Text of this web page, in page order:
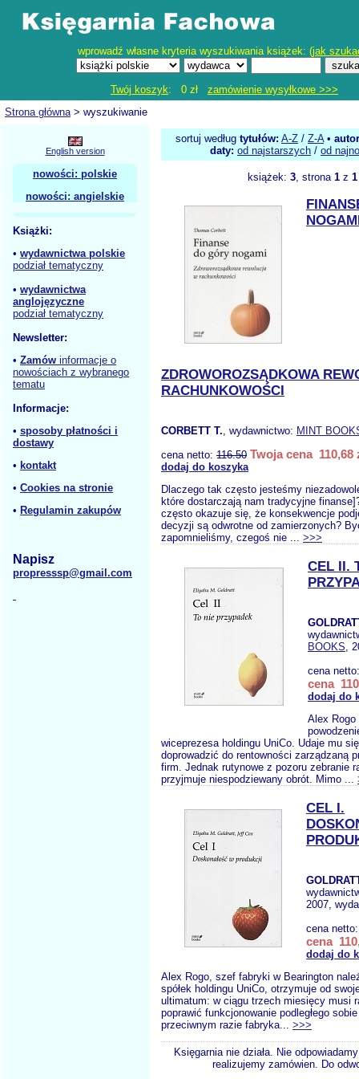
wprowadź własne kryteria wyszukiwania książek: (jak
Twój koszyk: 0 zł zamówienie wysyłkowe >>>
Strona główna> wyszukiwanie
English version
nowości: polskie
nowości: angielskie
Książki:
• wydawnictwa polskie
podział tematyczny
• wydawnictwa
anglojęzyczne
podział tematyczny
Newsletter:
• Zamów informacje o
nowościach z wybranego
tematu
Informacje:
• sposoby płatności i
dostawy
• kontakt
• Cookies na stronie
• Regulamin zakupów
Napisz
propresssp@gmail.com
sortuj według tytułów: A-Z / Z-A•
daty: od najstarszych / od
książek: 3, strona 1 z 1
ZDROWOROZSĄDKOWA
RACHUNKOWOŚCI
CORBETT T., wydawnictwo: MINT
cena netto: 116.50 Twoja cena 110,68
dodaj do koszyka
Dlaczego tak często jesteśmy
które dostarczają nam tradycyjne
często okazuje się, że konsekwencje
decyzji są odwrotne od zamierzonych?
zapomnieliśmy, czegoś nie ... >>>
CEL II.
BOOKS,
cena
cena
dodaj do
Alex Rogo
wiceprezesa holdingu UniCo. Udaje mu
doprowadzić do rentowności zarządzaną
firm. Jednak rutynowe z pozoru zebranie
przyjmuje niespodziewany obrót. Mimo ...
CEL I.
2007,
cena
cena
dodaj do
Alex Rogo, szef fabryki w Bearington
spółek holdingu UniCo, otrzymuje od
ultimatum: w ciągu trzech miesięcy musi
poprawić funkcjonowanie podległego
przeciwnym razie fabryka... >>>
Księgarnia nie działa. Nie
realizujemy zamówien. Do